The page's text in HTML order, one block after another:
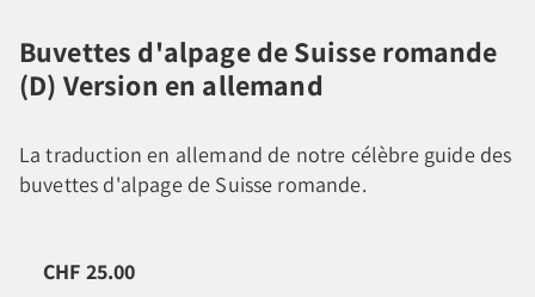
Buvettes d'alpage de Suisse romande
(D) Version en allemand
La traduction en allemand de notre célèbre guide des
buvettes d'alpage de Suisse romande.
CHF 25.00